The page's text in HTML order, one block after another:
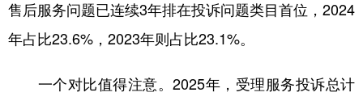
售后服务问题已连续3年排在投诉问题类目首位，2024
年占比23.6%，2023年则占比23.1%。
一个对比值得注意。2025年，受理服务投诉总计